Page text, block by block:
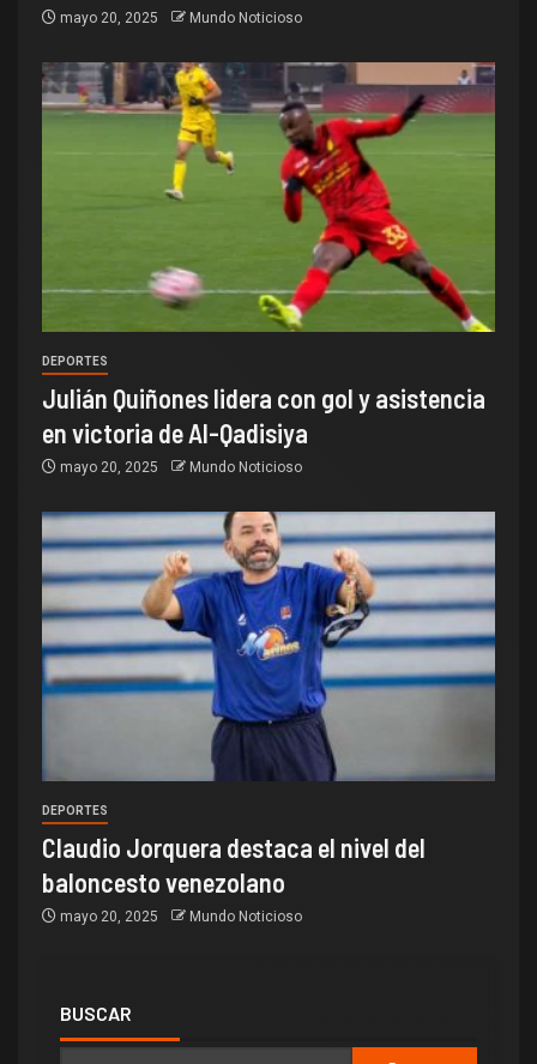
mayo 20, 2025 Mundo Noticioso
DEPORTES
Julián Quiñones lidera con gol y asistencia
en victoria de Al-Qadisiya
mayo 20, 2025 Mundo Noticioso
DEPORTES
Claudio Jorquera destaca el nivel del
baloncesto venezolano
mayo 20, 2025 Mundo Noticioso
BUSCAR